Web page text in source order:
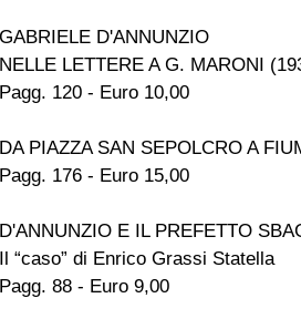
GABRIELE D'ANNUNZIO
NELLE LETTERE A G. MARONI
Pagg. 120 - Euro 10,00
DA PIAZZA SAN SEPOLCRO A
Pagg. 176 - Euro 15,00
D'ANNUNZIO E IL PREFETTO
Il “caso” di Enrico Grassi Statella
Pagg. 88 - Euro 9,00